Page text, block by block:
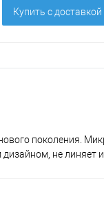
Купить c доставкой
поколения.
не линяет и